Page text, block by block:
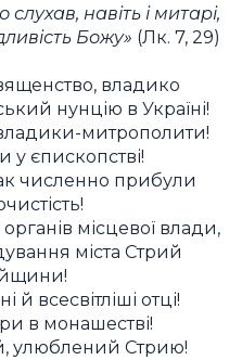
навіть і митарі,
Божу» (Лк. 7, 29)
владико
нунцію в Україні!
митрополити!
у єпископстві!
численно прибули
місцевої влади,
міста Стрий
й всесвітліші отці!
в монашестві!
улюблений Стрию!